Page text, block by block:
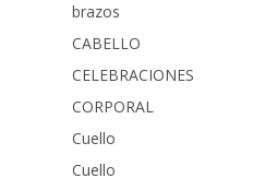
brazos
CABELLO
CELEBRACIONES
CORPORAL
Cuello
Cuello